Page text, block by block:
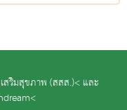
สริมสุขภาพ (สสส.)< และ